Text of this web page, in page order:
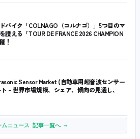
バイク「COLNAGO（コルナゴ）」5つ目のマ
讃える「TOUR DE FRANCE 2026 CHAMPION
！
Sensor Market (自動車用超音波センサー
– 世界市場規模、シェア、傾向の見通し、
ムニュース 記事一覧へ →